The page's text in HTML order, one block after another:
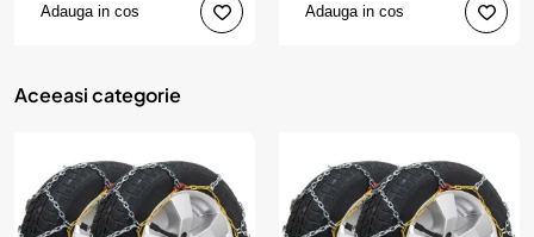
Adauga in cos Adauga in cos
Aceeasi categorie